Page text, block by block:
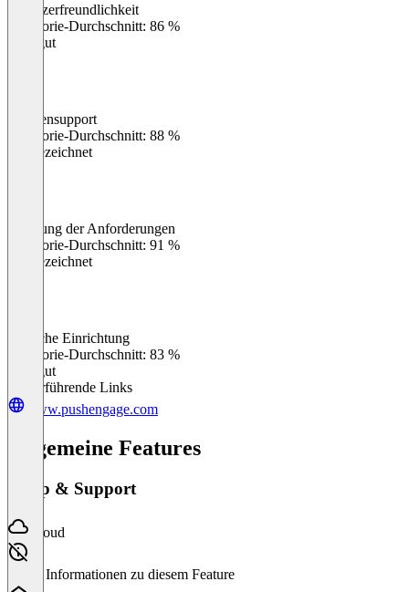
Benutzerfreundlichkeit
Kategorie-Durchschnitt: 86 %
Sehr gut
Kundensupport
Kategorie-Durchschnitt: 88 %
Ausgezeichnet
Erfüllung der Anforderungen
Kategorie-Durchschnitt: 91 %
Ausgezeichnet
Einfache Einrichtung
Kategorie-Durchschnitt: 83 %
Sehr gut
Weiterführende Links
www.pushengage.com
Allgemeine Features
Setup & Support
Cloud
Keine Informationen zu diesem Feature